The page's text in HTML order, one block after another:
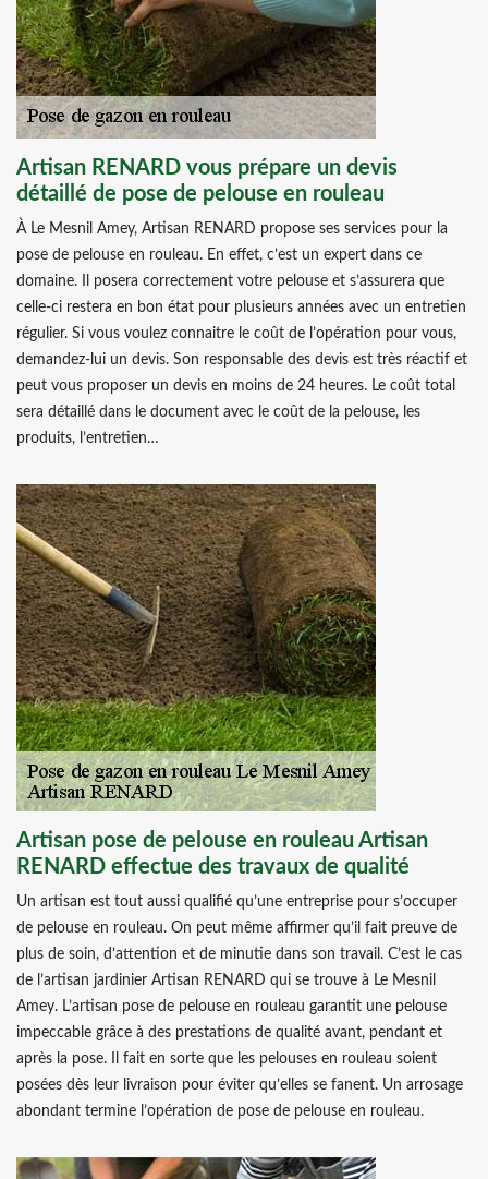
Artisan RENARD vous prépare un devis
détaillé de pose de pelouse en rouleau
À Le Mesnil Amey, Artisan RENARD propose ses services pour la
pose de pelouse en rouleau. En effet, c’est un expert dans ce
domaine. Il posera correctement votre pelouse et s’assurera que
celle-ci restera en bon état pour plusieurs années avec un entretien
régulier. Si vous voulez connaitre le coût de l’opération pour vous,
demandez-lui un devis. Son responsable des devis est très réactif et
peut vous proposer un devis en moins de 24 heures. Le coût total
sera détaillé dans le document avec le coût de la pelouse, les
produits, l’entretien…
Artisan pose de pelouse en rouleau Artisan
RENARD effectue des travaux de qualité
Un artisan est tout aussi qualifié qu’une entreprise pour s’occuper
de pelouse en rouleau. On peut même affirmer qu’il fait preuve de
plus de soin, d’attention et de minutie dans son travail. C’est le cas
de l’artisan jardinier Artisan RENARD qui se trouve à Le Mesnil
Amey. L’artisan pose de pelouse en rouleau garantit une pelouse
impeccable grâce à des prestations de qualité avant, pendant et
après la pose. Il fait en sorte que les pelouses en rouleau soient
posées dès leur livraison pour éviter qu’elles se fanent. Un arrosage
abondant termine l’opération de pose de pelouse en rouleau.